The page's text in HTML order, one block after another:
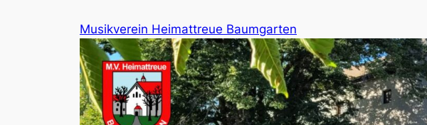
Musikverein Heimattreue Baumgarten